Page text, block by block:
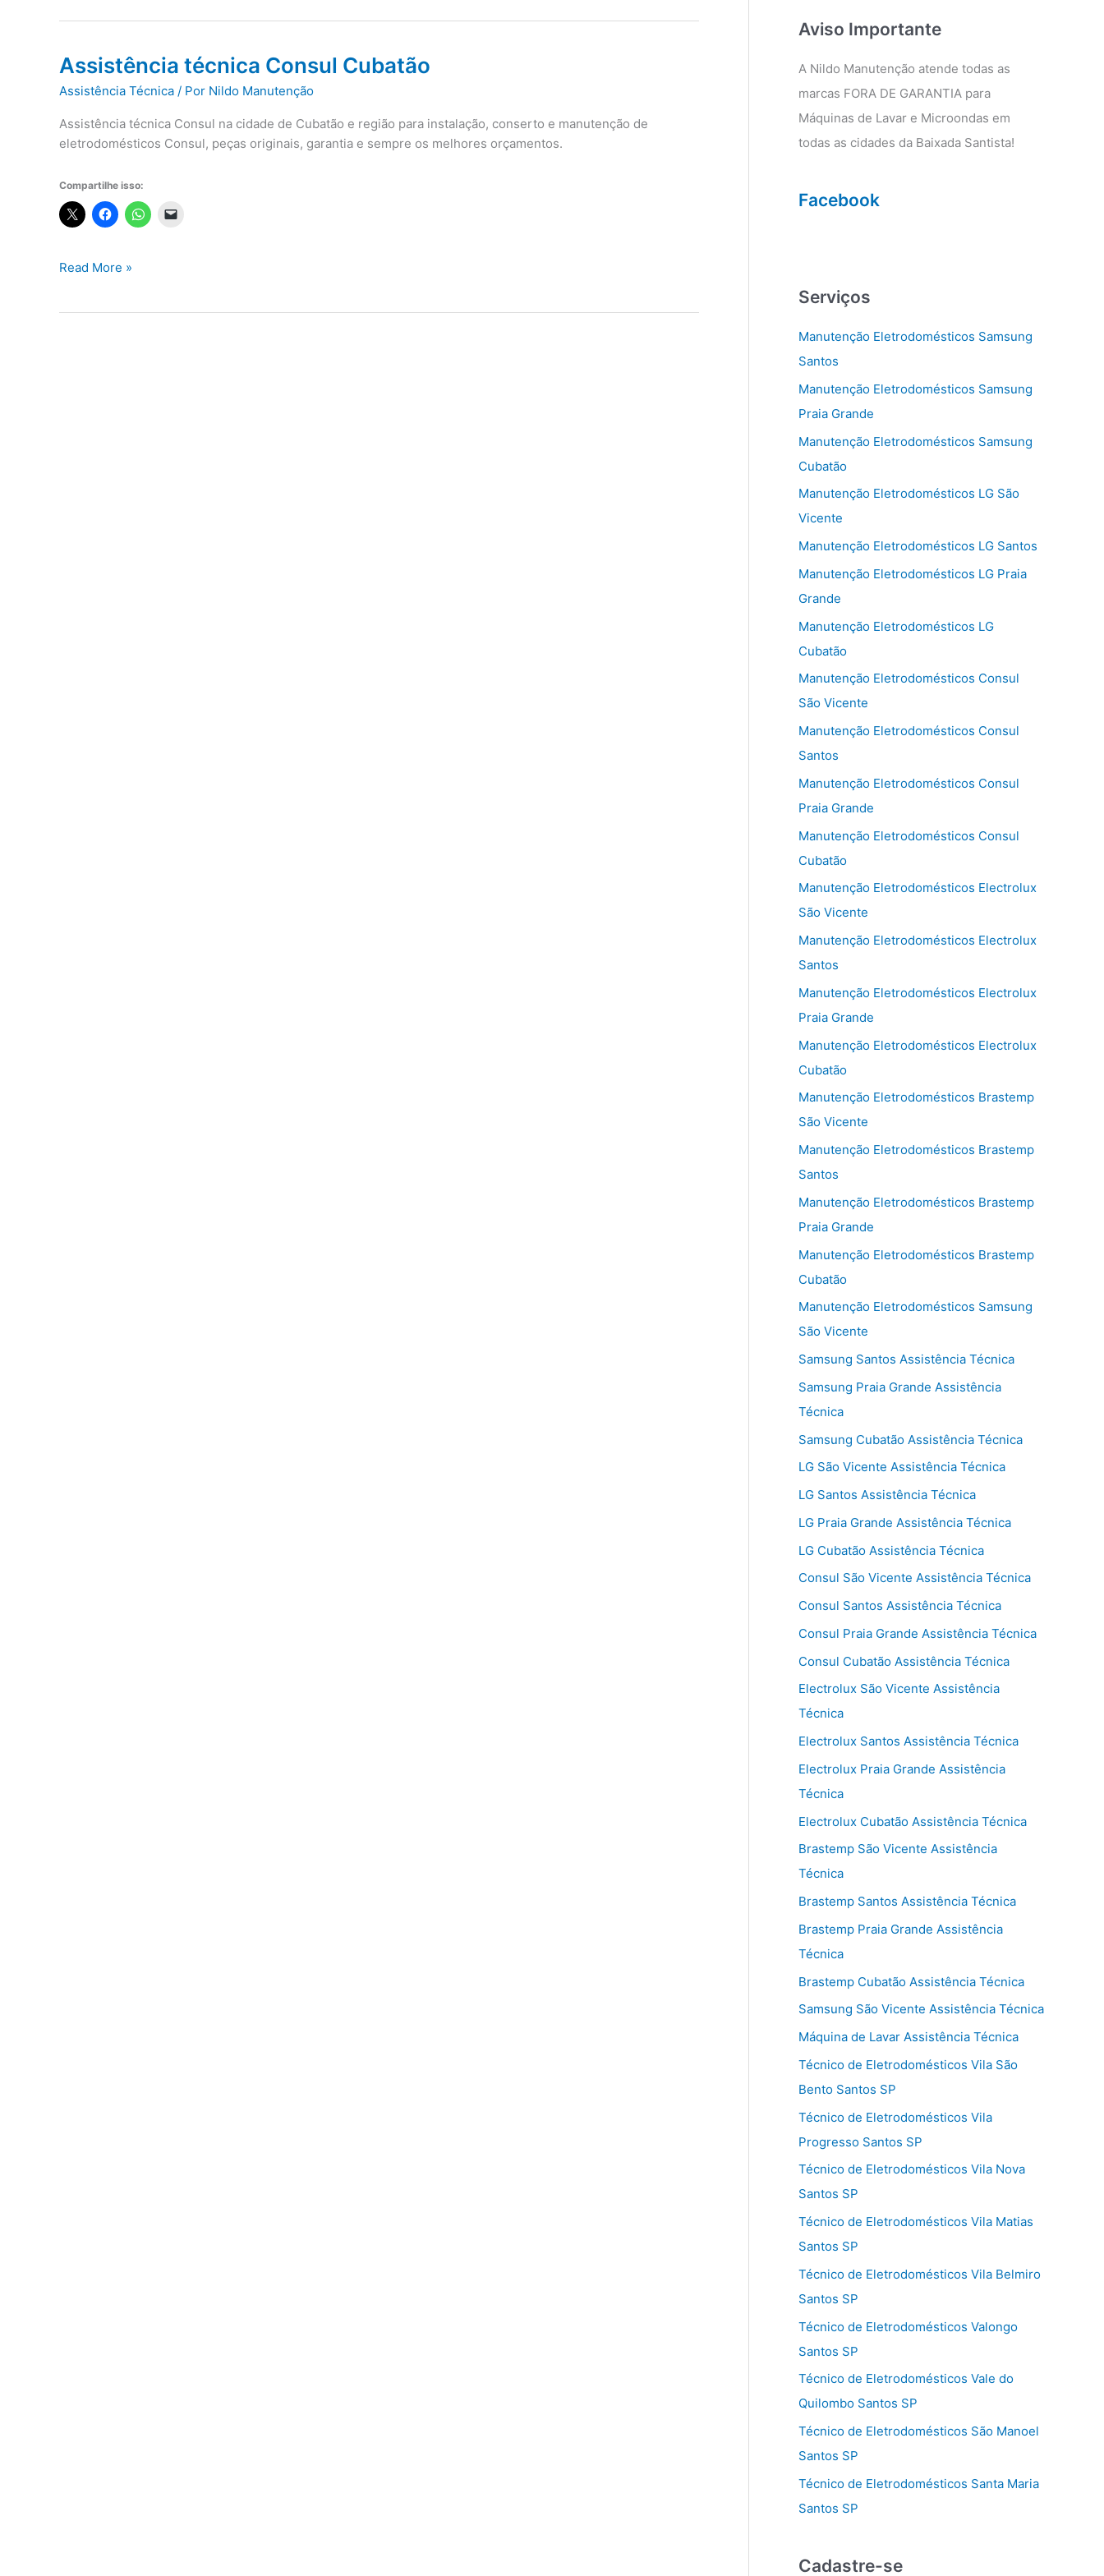
Assistência técnica Consul Cubatão
Assistência Técnica / Por Nildo Manutenção
Assistência técnica Consul na cidade de Cubatão e região para instalação, conserto e manutenção de
eletrodomésticos Consul, peças originais, garantia e sempre os melhores orçamentos.
Compartilhe isso:
Assistência
Read More »
a k
Aviso Importante
A Nildo Manutenção atende todas as
marcas FORA DE GARANTIA para
Máquinas de Lavar e Microondas em
todas as cidades da Baixada Santista!
Facebook
Serviços
Manutenção Eletrodomésticos Samsung
Santos
Manutenção Eletrodomésticos Samsung
Praia Grande
Manutenção Eletrodomésticos Samsung
Cubatão
Manutenção Eletrodomésticos LG São
Vicente
Manutenção Eletrodomésticos LG Santos
Manutenção Eletrodomésticos LG Praia
Grande
Manutenção Eletrodomésticos LG
Cubatão
Manutenção Eletrodomésticos Consul
São Vicente
Manutenção Eletrodomésticos Consul
Santos
Manutenção Eletrodomésticos Consul
Praia Grande
Manutenção Eletrodomésticos Consul
Cubatão
Manutenção Eletrodomésticos Electrolux
São Vicente
Manutenção Eletrodomésticos Electrolux
Santos
Manutenção Eletrodomésticos Electrolux
Praia Grande
Manutenção Eletrodomésticos Electrolux
Cubatão
Manutenção Eletrodomésticos Brastemp
São Vicente
Manutenção Eletrodomésticos Brastemp
Santos
Manutenção Eletrodomésticos Brastemp
Praia Grande
Manutenção Eletrodomésticos Brastemp
Cubatão
Manutenção Eletrodomésticos Samsung
São Vicente
Samsung Santos Assistência Técnica
Samsung Praia Grande Assistência
Técnica
Samsung Cubatão Assistência Técnica
LG São Vicente Assistência Técnica
LG Santos Assistência Técnica
LG Praia Grande Assistência Técnica
LG Cubatão Assistência Técnica
Consul São Vicente Assistência Técnica
Consul Santos Assistência Técnica
Consul Praia Grande Assistência Técnica
Consul Cubatão Assistência Técnica
Electrolux São Vicente Assistência
Técnica
Electrolux Santos Assistência Técnica
Electrolux Praia Grande Assistência
Técnica
Electrolux Cubatão Assistência Técnica
Brastemp São Vicente Assistência
Técnica
Brastemp Santos Assistência Técnica
Brastemp Praia Grande Assistência
Técnica
Brastemp Cubatão Assistência Técnica
Samsung São Vicente Assistência Técnica
Máquina de Lavar Assistência Técnica
Técnico de Eletrodomésticos Vila São
Bento Santos SP
Técnico de Eletrodomésticos Vila
Progresso Santos SP
Técnico de Eletrodomésticos Vila Nova
Santos SP
Técnico de Eletrodomésticos Vila Matias
Santos SP
Técnico de Eletrodomésticos Vila Belmiro
Santos SP
Técnico de Eletrodomésticos Valongo
Santos SP
Técnico de Eletrodomésticos Vale do
Quilombo Santos SP
Técnico de Eletrodomésticos São Manoel
Santos SP
Técnico de Eletrodomésticos Santa Maria
Santos SP
Cadastre-se